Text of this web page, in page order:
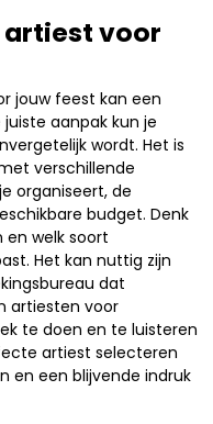
artiest voor
jouw feest kan een
aanpak kun je
wordt. Het is
verschillende
organiseert, de
budget. Denk
en welk soort
Het kan nuttig zijn
dat
artiesten voor
te doen en te luisteren
artiest selecteren
en een blijvende indruk